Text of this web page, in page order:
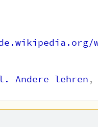
Andere lehren ,